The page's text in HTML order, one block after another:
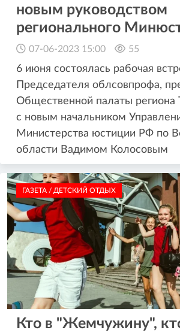
новым руководством
регионального
07-06-2023 15:00 55
6 июня состоялась рабочая
Председателя облсовпрофа,
Общественной палаты региона
с новым начальником
Министерства юстиции РФ по
области Вадимом Колосовым
ГАЗЕТА / ДЕТСКИЙ ОТДЫХ
Кто в "Жемчужину",